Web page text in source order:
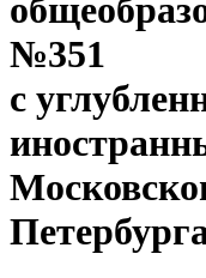
№351
с